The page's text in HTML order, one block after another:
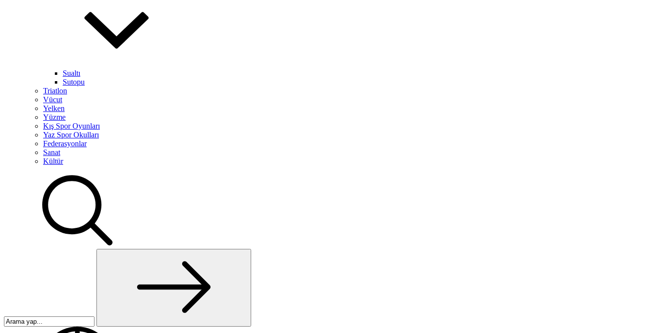
Sualtı
Sutopu
Triatlon
Vücut
Yelken
Yüzme
Kış Spor Oyunları
Yaz Spor Okulları
Federasyonlar
Sanat
Kültür